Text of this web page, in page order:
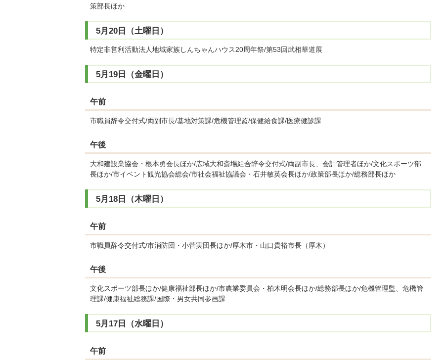
策部長ほか
5月20日（土曜日）
特定非営利活動法人地域家族しんちゃんハウス20周年祭/第53回武相華道展
5月19日（金曜日）
午前
市職員辞令交付式/両副市長/基地対策課/危機管理監/保健給食課/医療健診課
午後
大和建設業協会・根本勇会長ほか/広域大和斎場組合辞令交付式/両副市長、会計管理者ほか/文化スポーツ部
長ほか/市イベント観光協会総会/市社会福祉協議会・石井敏英会長ほか/政策部長ほか/総務部長ほか
5月18日（木曜日）
午前
市職員辞令交付式/市消防団・小菅実団長ほか/厚木市・山口貴裕市長（厚木）
午後
文化スポーツ部長ほか/健康福祉部長ほか/市農業委員会・柏木明会長ほか/総務部長ほか/危機管理監、危機管
理課/健康福祉総務課/国際・男女共同参画課
5月17日（水曜日）
午前